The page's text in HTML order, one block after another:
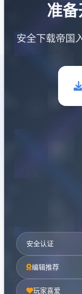
准
安全下载帝国
安全认证
编辑推荐
玩家喜爱